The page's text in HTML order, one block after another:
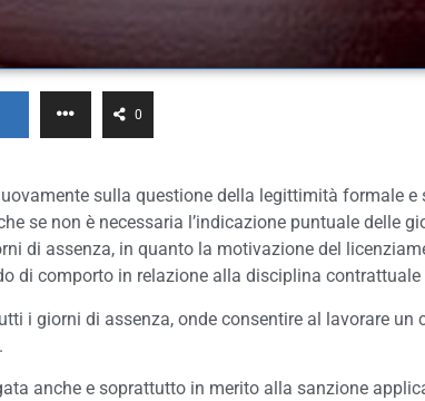
0
sulla questione della legittimità formale
se non è necessaria l’indicazione puntuale delle
di assenza, in quanto la motivazione del
di comporto in relazione alla disciplina
i giorni di assenza, onde consentire al lavorare un
anche e soprattutto in merito alla sanzione